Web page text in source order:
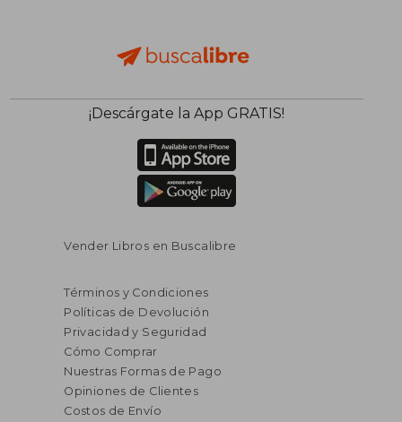
¡Descárgate la App GRATIS!
Vender Libros en Buscalibre
Términos y Condiciones
Políticas de Devolución
Privacidad y Seguridad
Cómo Comprar
Nuestras Formas de Pago
Opiniones de Clientes
Costos de Envío